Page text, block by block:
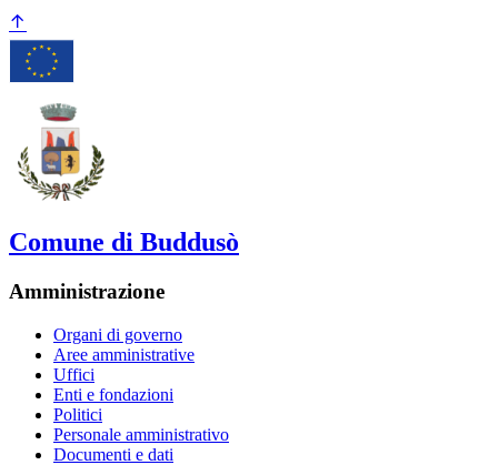
Comune di Buddusò
Amministrazione
Organi di governo
Aree amministrative
Uffici
Enti e fondazioni
Politici
Personale amministrativo
Documenti e dati